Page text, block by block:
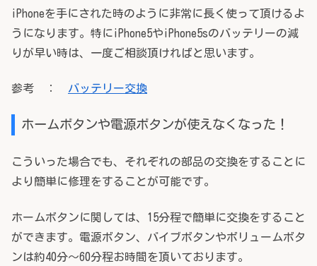
iPhoneを手にされた時のように非常に長く使って頂けるよ
うになります。特にiPhone5やiPhone5sのバッテリーの減
りが早い時は、一度ご相談頂ければと思います。
参考 ： バッテリー交換
ホームボタンや電源ボタンが使えなくなった！
こういった場合でも、それぞれの部品の交換をすることに
より簡単に修理をすることが可能です。
ホームボタンに関しては、15分程で簡単に交換をすること
ができます。電源ボタン、バイブボタンやボリュームボタ
ンは約40分～60分程お時間を頂いております。